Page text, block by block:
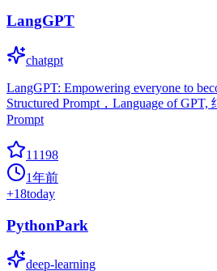
LangGPT
chatgpt
LangGPT: Empowering everyone to
Structured Prompt，Language of
Prompt
11198
1年前
+18today
PythonPark
deep-learning